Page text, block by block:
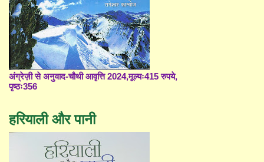
अंग्रेज़ी से अनुवाद-चौथी आवृत्ति 2024,मूल्यः415 रुपये,
पृष्ठः356
हरियाली और पानी